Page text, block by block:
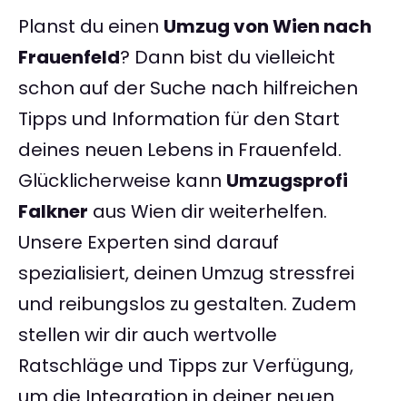
Planst du einen Umzug von Wien nach
Frauenfeld? Dann bist du vielleicht
schon auf der Suche nach hilfreichen
Tipps und Information für den Start
deines neuen Lebens in Frauenfeld.
Glücklicherweise kann Umzugsprofi
Falkner aus Wien dir weiterhelfen.
Unsere Experten sind darauf
spezialisiert, deinen Umzug stressfrei
und reibungslos zu gestalten. Zudem
stellen wir dir auch wertvolle
Ratschläge und Tipps zur Verfügung,